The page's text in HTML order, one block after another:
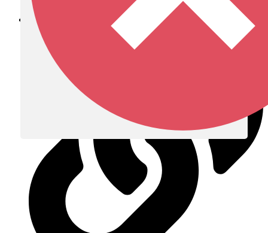
Diócesis de Zipaquirá